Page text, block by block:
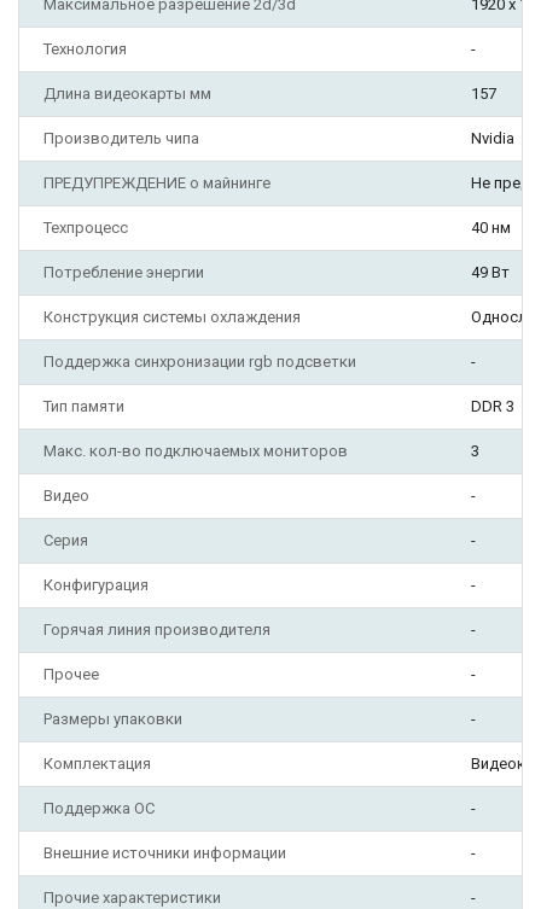
Максимальное разрешение 2d/3d 1920 х
Технология -
Длина видеокарты мм 157
Производитель чипа Nvidia
ПРЕДУПРЕЖДЕНИЕ о майнинге Не
Техпроцесс 40 нм
Потребление энергии 49 Вт
Конструкция системы охлаждения
Поддержка синхронизации rgb подсветки -
Тип памяти DDR 3
Макс. кол-во подключаемых мониторов 3
Видео -
Серия -
Конфигурация -
Горячая линия производителя -
Прочее -
Размеры упаковки -
Комплектация
Поддержка ОС -
Внешние источники информации -
Прочие характеристики -